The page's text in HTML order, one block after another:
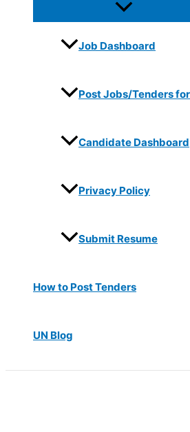
Job Dashboard
Post Jobs/Tenders
Candidate Dashboard
Privacy Policy
Submit Resume
How to Post Tenders
UN Blog